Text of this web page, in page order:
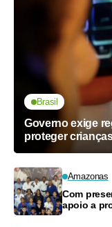
Brasil
Governo exige
proteger
Amazonas
Com
apoio a